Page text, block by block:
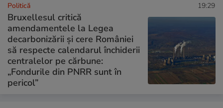
Politică 19:29
Bruxellesul critică
amendamentele la Legea
decarbonizării și cere României
să respecte calendarul închiderii
centralelor pe cărbune:
„Fondurile din PNRR sunt în
pericol”